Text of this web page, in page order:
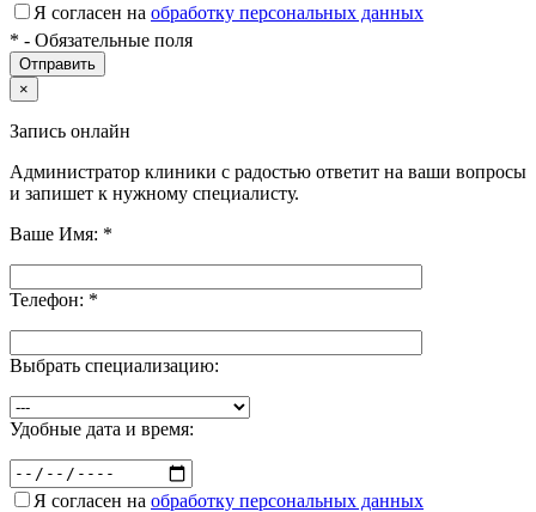
Я согласен на обработку персональных данных
* - Обязательные поля
×
Запись онлайн
Администратор клиники с радостью ответит на ваши вопросы
и запишет к нужному специалисту.
Ваше Имя: *
Телефон: *
Выбрать специализацию:
Удобные дата и время:
Я согласен на обработку персональных данных